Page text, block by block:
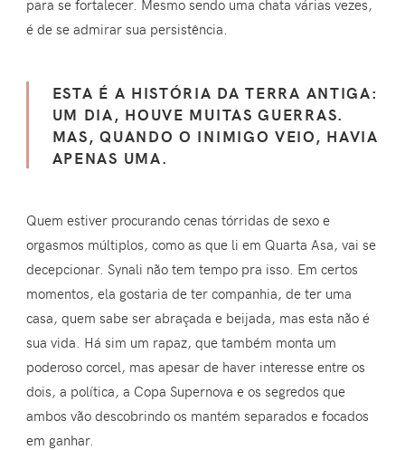
para se fortalecer. Mesmo sendo uma chata várias vezes,
é de se admirar sua persistência.
ESTA É A HISTÓRIA DA TERRA ANTIGA:
UM DIA, HOUVE MUITAS GUERRAS.
MAS, QUANDO O INIMIGO VEIO, HAVIA
APENAS UMA.
Quem estiver procurando cenas tórridas de sexo e
orgasmos múltiplos, como as que li em Quarta Asa, vai se
decepcionar. Synali não tem tempo pra isso. Em certos
momentos, ela gostaria de ter companhia, de ter uma
casa, quem sabe ser abraçada e beijada, mas esta não é
sua vida. Há sim um rapaz, que também monta um
poderoso corcel, mas apesar de haver interesse entre os
dois, a política, a Copa Supernova e os segredos que
ambos vão descobrindo os mantém separados e focados
em ganhar.